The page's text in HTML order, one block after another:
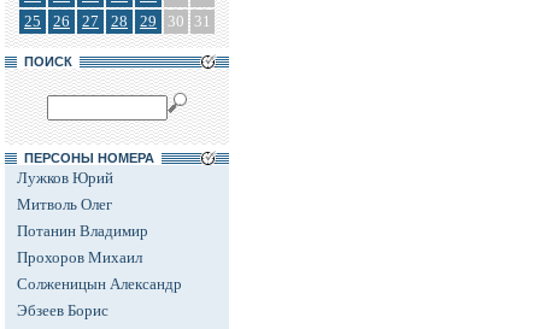
25
26 27 28 29 30 31
ПОИСК
ПЕРСОНЫ НОМЕРА
Лужков Юрий
Митволь Олег
Потанин Владимир
Прохоров Михаил
Солженицын Александр
Эбзеев Борис